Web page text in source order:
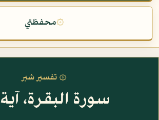
۞محفظتي
۞ تفسير شبر
سورة البقرة، آية ٢٤